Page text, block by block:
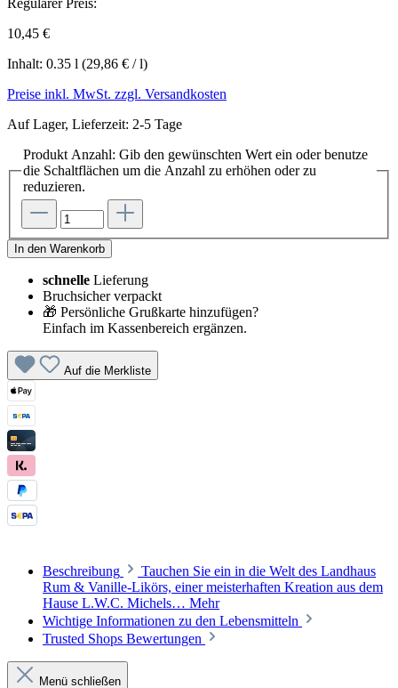
10,45 €
Inhalt: 0.35 l (29,86 € / l)
Preise inkl. MwSt. zzgl. Versandkosten
Auf Lager, Lieferzeit: 2-5 Tage
Produkt Anzahl: Gib den gewünschten Wert ein oder benutze
die Schaltflächen um die Anzahl zu erhöhen oder zu
reduzieren.
In den Warenkorb
schnelle Lieferung
Bruchsicher verpackt
🎁 Persönliche Grußkarte hinzufügen?
Einfach im Kassenbereich ergänzen.
Auf die Merkliste
Beschreibung
Tauchen Sie ein in die Welt des Landhaus
Rum & Vanille-Likörs, einer meisterhaften Kreation aus dem
Hause L.W.C. Michels… Mehr
Wichtige Informationen zu den Lebensmitteln
Trusted Shops Bewertungen
Menü schließen